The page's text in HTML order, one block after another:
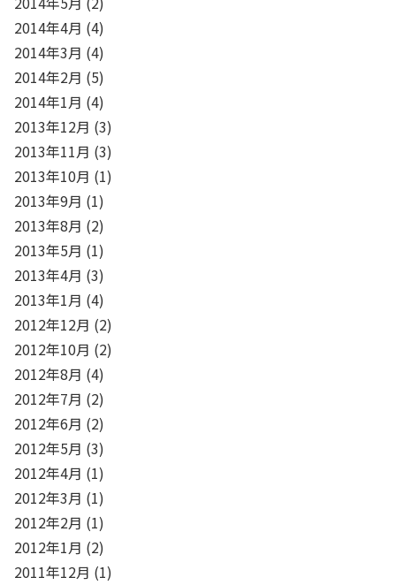
2014年4月 (4)
2014年3月 (4)
2014年2月 (5)
2014年1月 (4)
2013年12月 (3)
2013年11月 (3)
2013年10月 (1)
2013年9月 (1)
2013年8月 (2)
2013年5月 (1)
2013年4月 (3)
2013年1月 (4)
2012年12月 (2)
2012年10月 (2)
2012年8月 (4)
2012年7月 (2)
2012年6月 (2)
2012年5月 (3)
2012年4月 (1)
2012年3月 (1)
2012年2月 (1)
2012年1月 (2)
2011年12月 (1)